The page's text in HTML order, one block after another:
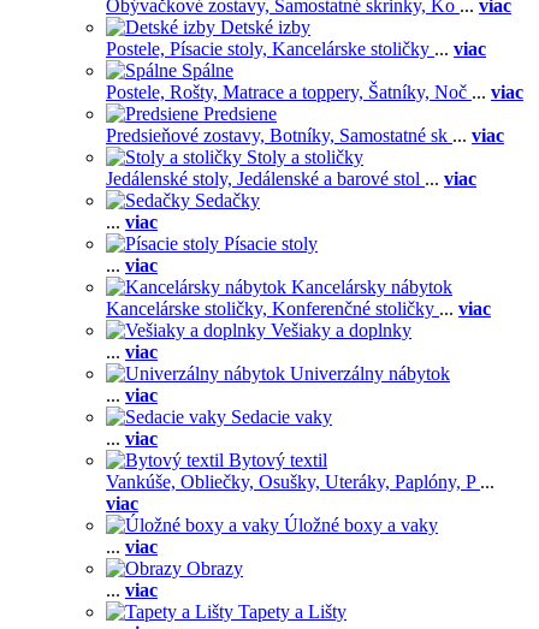
Obývačkové zostavy, Samostatné skrinky, Ko ... viac
Detské izby
Postele, Písacie stoly, Kancelárske stoličky ... viac
Spálne
Postele, Rošty, Matrace a toppery, Šatníky, Noč ... viac
Predsiene
Predsieňové zostavy, Botníky, Samostatné sk ... viac
Stoly a stoličky
Jedálenské stoly, Jedálenské a barové stol ... viac
Sedačky
... viac
Písacie stoly
... viac
Kancelársky nábytok
Kancelárske stoličky, Konferenčné stoličky ... viac
Vešiaky a doplnky
... viac
Univerzálny nábytok
... viac
Sedacie vaky
... viac
Bytový textil
Vankúše, Obliečky, Osušky, Uteráky, Paplóny, P ...
viac
Úložné boxy a vaky
... viac
Obrazy
... viac
Tapety a Lišty